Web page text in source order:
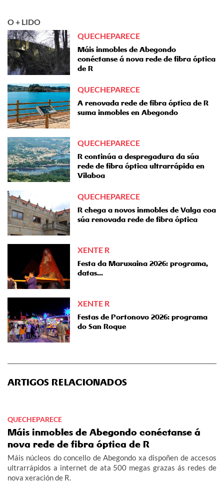
O + LIDO
QUECHEPARECE
Máis inmobles de Abegondo
conéctanse á nova rede de fibra óptica
de R
QUECHEPARECE
A renovada rede de fibra óptica de R
suma inmobles en Abegondo
QUECHEPARECE
R continúa a despregadura da súa
rede de fibra óptica ultrarrápida en
Vilaboa
QUECHEPARECE
R chega a novos inmobles de Valga coa
súa renovada rede de fibra óptica
XENTE R
Festa da Maruxaina 2026: programa,
datas...
XENTE R
Festas de Portonovo 2026: programa
do San Roque
ARTIGOS RELACIONADOS
QUECHEPARECE
Máis inmobles de Abegondo conéctanse á
nova rede de fibra óptica de R
Máis núcleos do concello de Abegondo xa dispoñen de accesos
ultrarrápidos a internet de ata 500 megas grazas ás redes de
nova xeración de R.